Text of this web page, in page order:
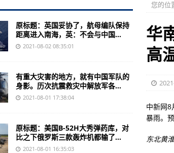
30评东京奥运：祝福施廷懋，祝福王涵，祝福“60岁组合”
这是最美的“军功章”
高超声速导弹试射两连败，哈佛大学教授痛批失败的根
英国妥协了，航母编队保持距离进入南海，英：不会与
刚刚，杭州姑娘奥运夺金！巅峰对决勇者胜！国歌再次在
港媒：香港可能以“大湾区”名义角逐第15届全运会主办权
反中乱港“教协”面临崩溃 香港各界呼吁彻查其煽暴行为
印小天就长城城墙上跳舞道歉：给大家做错误示范了，对
南京疫情源头CA910航班，不久前曾落地郑州…
您的位
华
高
中新网8
暴雨。
东北黄
原标题：英国妥协了，航母编队保持
距离进入南海，英：不会与中国...
2021-08-02 08:35:01
有重大灾害的地方，就有中国军队的
身影。历次抗震救灾中解放军各...
2021-08-01 17:38:04
原标题：美国B-52H大秀弹药库，对
比之下俄罗斯三款轰炸机都输了...
2021-08-01 16:35:03